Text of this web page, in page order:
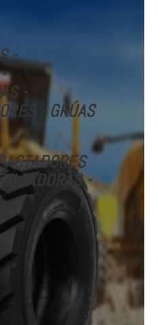
-
-
- GRÚAS
-